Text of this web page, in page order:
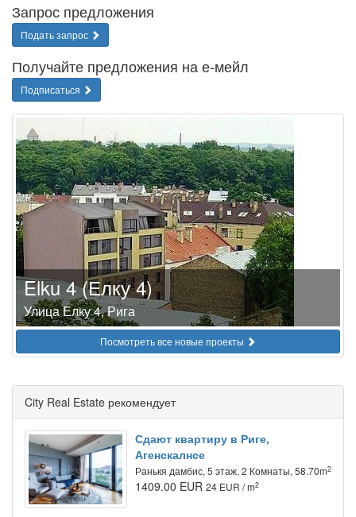
Запрос предложения
Подать запрос
Получайте предложения на е-мейл
Подписаться
Elku 4 (Елку 4)
Улица Елку 4, Рига
Посмотреть все новые проекты
City Real Estate рекомендует
Сдают квартиру в Риге,
Агенскалнсе
Ранькя дамбис, 5 этаж, 2 Комнаты, 58.70m2
1409.00 EUR 24 EUR / m2